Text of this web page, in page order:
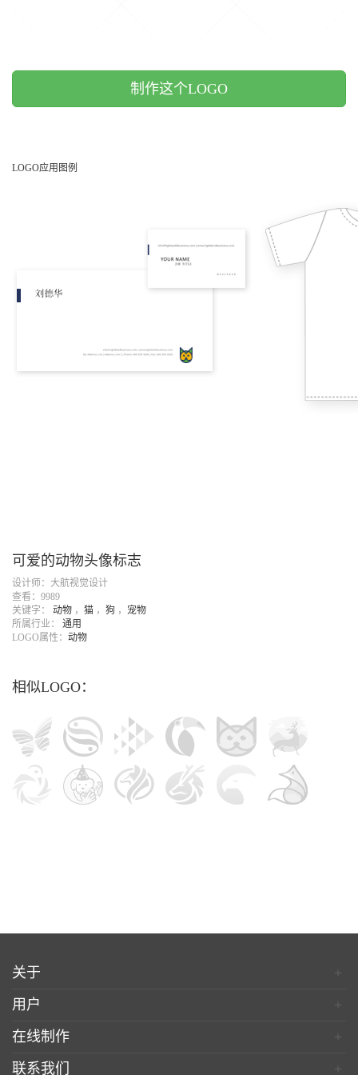
制作这个LOGO
LOGO应用图例
可爱的动物头像标志
设计师：大航视觉设计
查看：9989
关键字： 动物 ， 猫 ， 狗 ， 宠物
所属行业： 通用
LOGO属性： 动物
相似LOGO：
关于
+
用户
+
在线制作
+
联系我们
+